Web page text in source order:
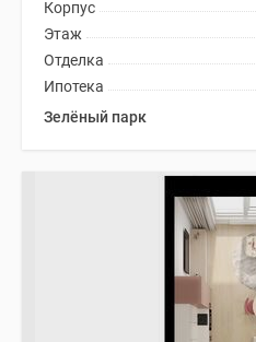
Корпус
Этаж
Отделка
Ипотека
Зелёный парк